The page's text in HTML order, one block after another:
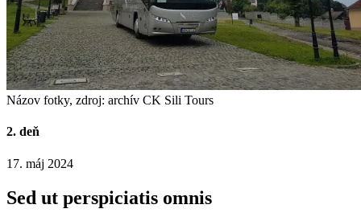
Názov fotky, zdroj: archív CK Sili Tours
2. deň
17. máj 2024
Sed ut perspiciatis omnis